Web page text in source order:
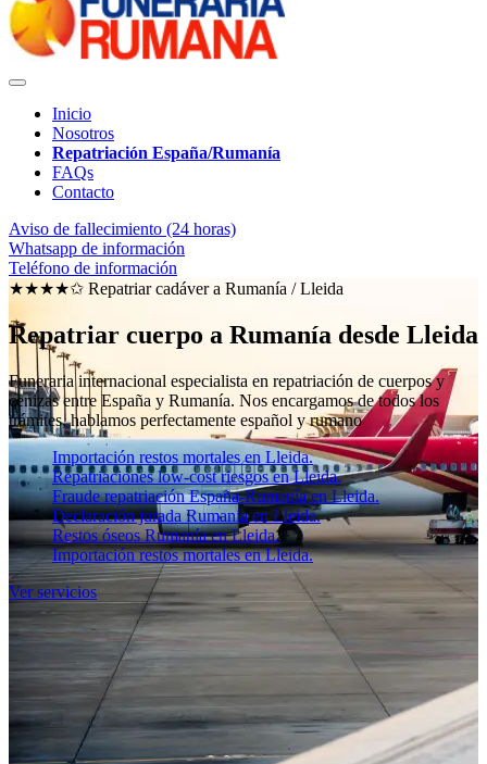
Inicio
Nosotros
Repatriación España/Rumanía
FAQs
Contacto
Aviso de fallecimiento (24 horas)
Whatsapp de información
Teléfono de información
★★★★✩ Repatriar cadáver a Rumanía /Lleida
Repatriar cuerpo a Rumanía desde Lleida
Funeraria internacional especialista en repatriación de cuerpos y
cenizas entre España y Rumanía. Nos encargamos de todos los
trámites, hablamos perfectamente español y rumano
Importación restos mortales en Lleida.
Repatriaciones low-cost riesgos en Lleida.
Fraude repatriación España-Rumanía en Lleida.
Declaración jurada Rumanía en Lleida.
Restos óseos Rumanía en Lleida.
Importación restos mortales en Lleida.
Ver servicios